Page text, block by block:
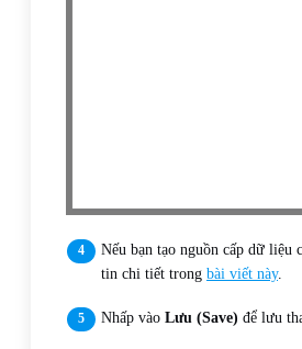
Nếu bạn tạo nguồn cấp dữ liệu
tin chi tiết trong bài viết này.
Nhấp vào Lưu (Save) để lưu